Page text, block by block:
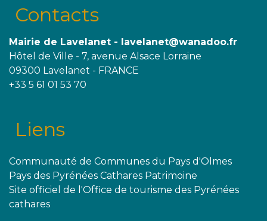
Contacts
Mairie de Lavelanet - lavelanet@wanadoo.fr
Hôtel de Ville - 7, avenue Alsace Lorraine
09300 Lavelanet - FRANCE
+33 5 61 01 53 70
Liens
Communauté de Communes du Pays d'Olmes
Pays des Pyrénées Cathares Patrimoine
Site officiel de l'Office de tourisme des Pyrénées
cathares